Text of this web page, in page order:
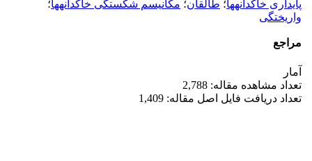
پایداری خاکدانه‏ها؛ طالقان؛ مکانیسم شکستگی خاکدانه‏ها؛
واریختگی
مراجع
آمار
تعداد مشاهده مقاله: 2,788
تعداد دریافت فایل اصل مقاله: 1,409